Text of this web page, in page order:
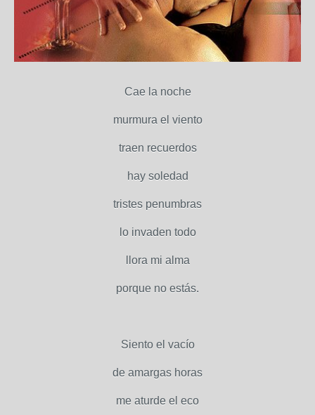
Cae la noche
murmura el viento
traen recuerdos
hay soledad
tristes penumbras
lo invaden todo
llora mi alma
porque no estás.
Siento el vacío
de amargas horas
me aturde el eco